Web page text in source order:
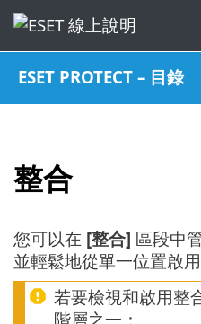
ESET PROTECT – 目錄
整合
您可以在 [整合] 區段中
並輕鬆地從單一位置啟
若要檢視和啟用整
階層之一：